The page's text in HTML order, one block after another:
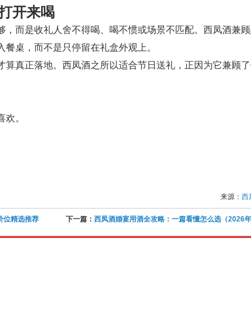
开来喝
而是收礼人舍不得喝、喝不惯或场景不匹配。西凤酒兼
桌，而不是只停留在礼盒外观上。
真正落地。西凤酒之所以适合节日送礼，正因为它兼顾
。
来源： 西
位精选推荐 下一篇： 西凤酒婚宴用酒全攻略：一篇看懂怎么选（2026年